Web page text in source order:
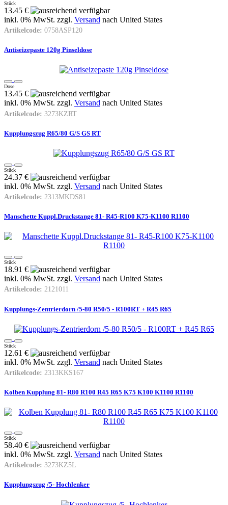
Stück
13.45 €
inkl. 0% MwSt. zzgl. Versand nach United States
Artikelcode: 0758ASP120
Antiseizepaste 120g Pinseldose
Dose
13.45 €
inkl. 0% MwSt. zzgl. Versand nach United States
Artikelcode: 3273KZRT
Kupplungszug R65/80 G/S GS RT
Stück
24.37 €
inkl. 0% MwSt. zzgl. Versand nach United States
Artikelcode: 2313MKDS81
Manschette Kuppl.Druckstange 81- R45-R100 K75-K1100 R1100
Stück
18.91 €
inkl. 0% MwSt. zzgl. Versand nach United States
Artikelcode: 2121011
Kupplungs-Zentrierdorn /5-80 R50/5 - R100RT + R45 R65
Stück
12.61 €
inkl. 0% MwSt. zzgl. Versand nach United States
Artikelcode: 2313KKS167
Kolben Kupplung 81- R80 R100 R45 R65 K75 K100 K1100 R1100
Stück
58.40 €
inkl. 0% MwSt. zzgl. Versand nach United States
Artikelcode: 3273KZ5L
Kupplungszug /5- Hochlenker